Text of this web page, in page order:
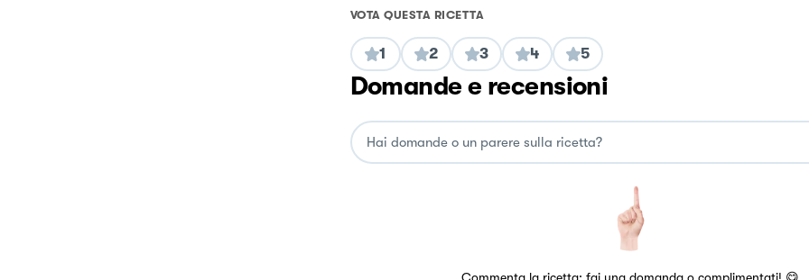
VOTA QUESTA RICETTA
1 2 3 4 5
Domande e recensioni